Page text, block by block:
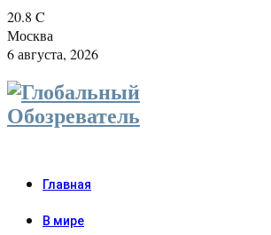
20.8 C
Москва
6 августа, 2026
Главная
В мире